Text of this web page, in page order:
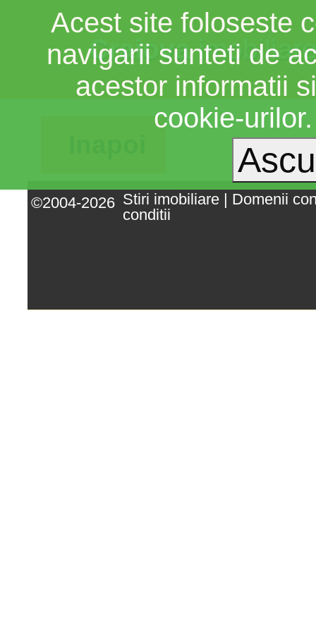
Craiova
©2004-2026 Stiri imobiliare
Domenii
conditii
Acest site foloseste
navigarii sunteti de
acestor informatii
cookie-